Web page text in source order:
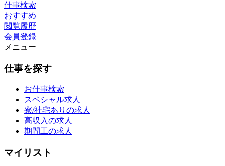
仕事検索
おすすめ
閲覧履歴
会員登録
メニュー
仕事を探す
お仕事検索
スペシャル求人
寮/社宅ありの求人
高収入の求人
期間工の求人
マイリスト